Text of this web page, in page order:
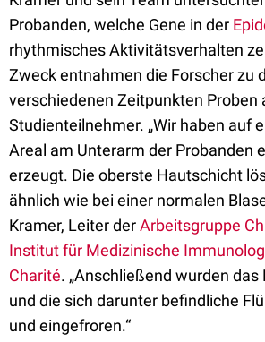
Probanden, welche Gene in der
rhythmisches Aktivitätsverhalten
Zweck entnahmen die Forscher zu
verschiedenen Zeitpunkten Proben
Studienteilnehmer. „Wir haben auf
Areal am Unterarm der Probanden
erzeugt. Die oberste Hautschicht
ähnlich wie bei einer normalen
Kramer, Leiter derArbeitsgruppe
Institut für Medizinische
Charité. „Anschließend wurden
und die sich darunter befindliche
und eingefroren.“